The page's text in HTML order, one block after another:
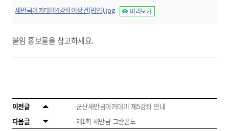
새만금아카데미4강좌이상건(팝업).jpg 미리보기
붙임 홍보물을 참고하세요.
이전글
군산새만금아카데미 제5강좌 안내
다음글
제1회 새만금 그란폰도